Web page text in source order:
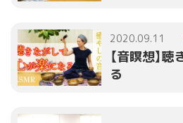
2020.09.11
【音瞑想】
る